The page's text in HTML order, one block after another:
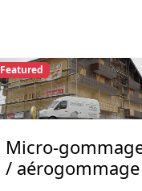
Featured
Micro-
/ aérogommage